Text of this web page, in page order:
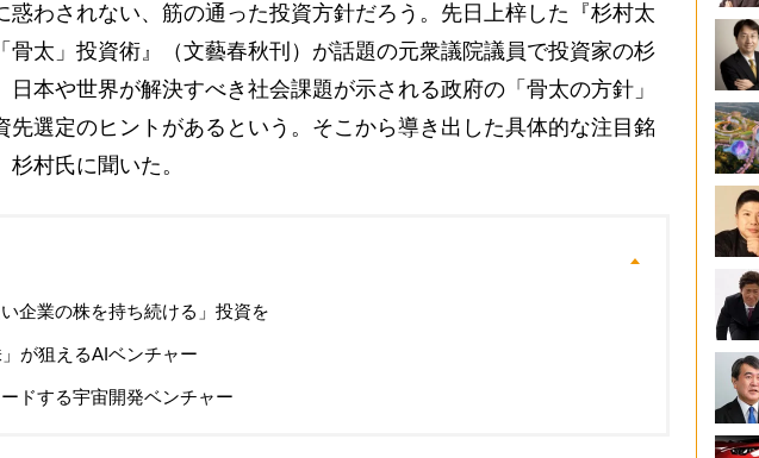
惑わされない、筋の通った投資方針だろう。先日上梓した『杉村太
骨太」投資術』（文藝春秋刊）が話題の元衆議院議員で投資家の杉
日本や世界が解決すべき社会課題が示される政府の「骨太の方針」
先選定のヒントがあるという。そこから導き出した具体的な注目銘
杉村氏に聞いた。
い企業の株を持ち続ける」投資を
」が狙えるAIベンチャー
ドする宇宙開発ベンチャー